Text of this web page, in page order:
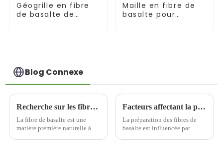
Géogrille en fibre
de basalte de
Maille en fibre de
basalte pour
Blog Connexe
Recherche sur les fibres de basalte dans les applications du génie civil
La fibre de basalte est une
matière première naturelle à
Facteurs affectant la préparation des fibres de basalte
La préparation des fibres de
basalte est influencée par